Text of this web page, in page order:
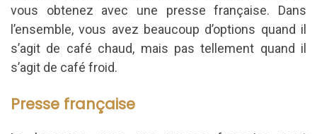
vous obtenez avec une presse française. Dans
l’ensemble, vous avez beaucoup d’options quand il
s’agit de café chaud, mais pas tellement quand il
s’agit de café froid.
Presse française